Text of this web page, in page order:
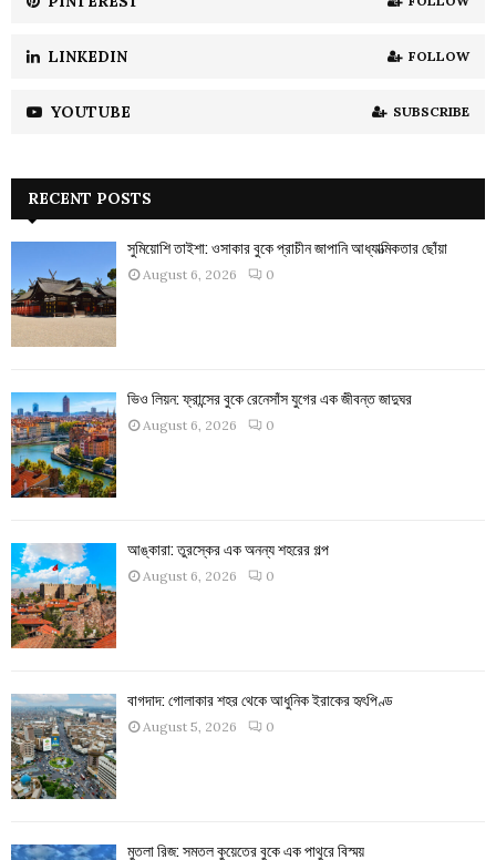
LINKEDIN FOLLOW
YOUTUBE SUBSCRIBE
RECENT POSTS
সুমিয়োশি তাইশা: ওসাকার বুকে প্রাচীন জাপানি আধ্যাত্মিকতার ছোঁয়া
August 6, 2026 0
ভিও লিয়ন: ফ্রান্সের বুকে রেনেসাঁস যুগের এক জীবন্ত জাদুঘর
August 6, 2026 0
আঙ্কারা: তুরস্কের এক অনন্য শহরের গল্প
August 6, 2026 0
বাগদাদ: গোলাকার শহর থেকে আধুনিক ইরাকের হৃৎপিণ্ড
August 5, 2026 0
মুতলা রিজ: সমতল কুয়েতের বুকে এক পাথুরে বিস্ময়